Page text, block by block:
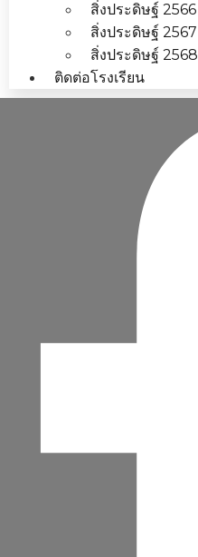
สิ่งประดิษฐ์ 2566
สิ่งประดิษฐ์ 2567
สิ่งประดิษฐ์ 2568
ติดต่อโรงเรียน